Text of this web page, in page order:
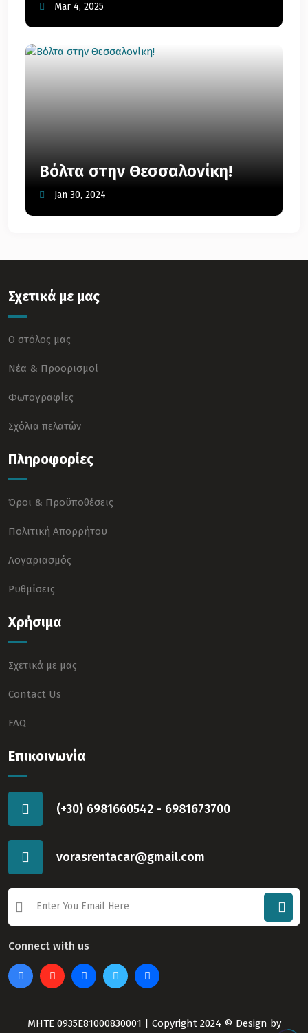
Mar 4, 2025
Βόλτα στην Θεσσαλονίκη!
Jan 30, 2024
Σχετικά με μας
Ο στόλος μας
Νέα & Προορισμοί
Φωτογραφίες
Σχόλια πελατών
Πληροφορίες
Όροι & Προϋποθέσεις
Πολιτική Απορρήτου
Λογαριασμός
Ρυθμίσεις
Χρήσιμα
Σχετικά με μας
Contact Us
FAQ
Επικοινωνία
(+30) 6981660542 - 6981673700
vorasrentacar@gmail.com
Connect with us
ΜΗΤΕ 0935E81000830001 | Copyright 2024 © Design by